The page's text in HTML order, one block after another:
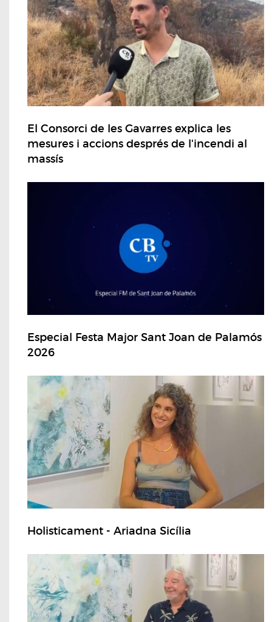
El Consorci de les Gavarres explica les
mesures i accions després de l'incendi al
massís
Especial Festa Major Sant Joan de Palamós
2026
Holisticament - Ariadna Sicília